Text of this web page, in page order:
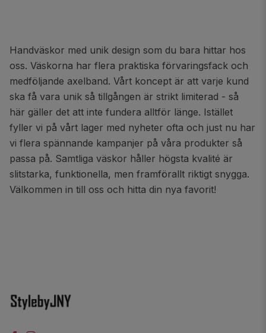
Handväskor med unik design som du bara hittar hos
oss. Väskorna har flera praktiska förvaringsfack och
medföljande axelband. Vårt koncept är att varje kund
ska få vara unik så tillgången är strikt limiterad - så
här gäller det att inte fundera alltför länge. Istället
fyller vi på vårt lager med nyheter ofta och just nu har
vi flera spännande kampanjer på våra produkter så
passa på. Samtliga väskor håller högsta kvalité är
slitstarka, funktionella, men framförallt riktigt snygga.
Välkommen in till oss och hitta din nya favorit!